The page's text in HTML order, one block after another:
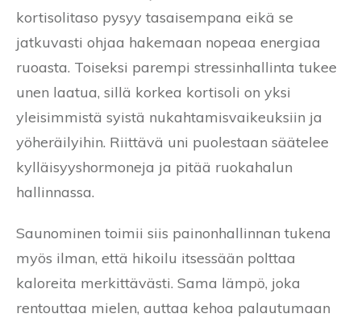
kortisolitaso pysyy tasaisempana eikä se
jatkuvasti ohjaa hakemaan nopeaa energiaa
ruoasta. Toiseksi parempi stressinhallinta tukee
unen laatua, sillä korkea kortisoli on yksi
yleisimmistä syistä nukahtamisvaikeuksiin ja
yöheräilyihin. Riittävä uni puolestaan säätelee
kylläisyyshormoneja ja pitää ruokahalun
hallinnassa.
Saunominen toimii siis painonhallinnan tukena
myös ilman, että hikoilu itsessään polttaa
kaloreita merkittävästi. Sama lämpö, joka
rentouttaa mielen, auttaa kehoa palautumaan